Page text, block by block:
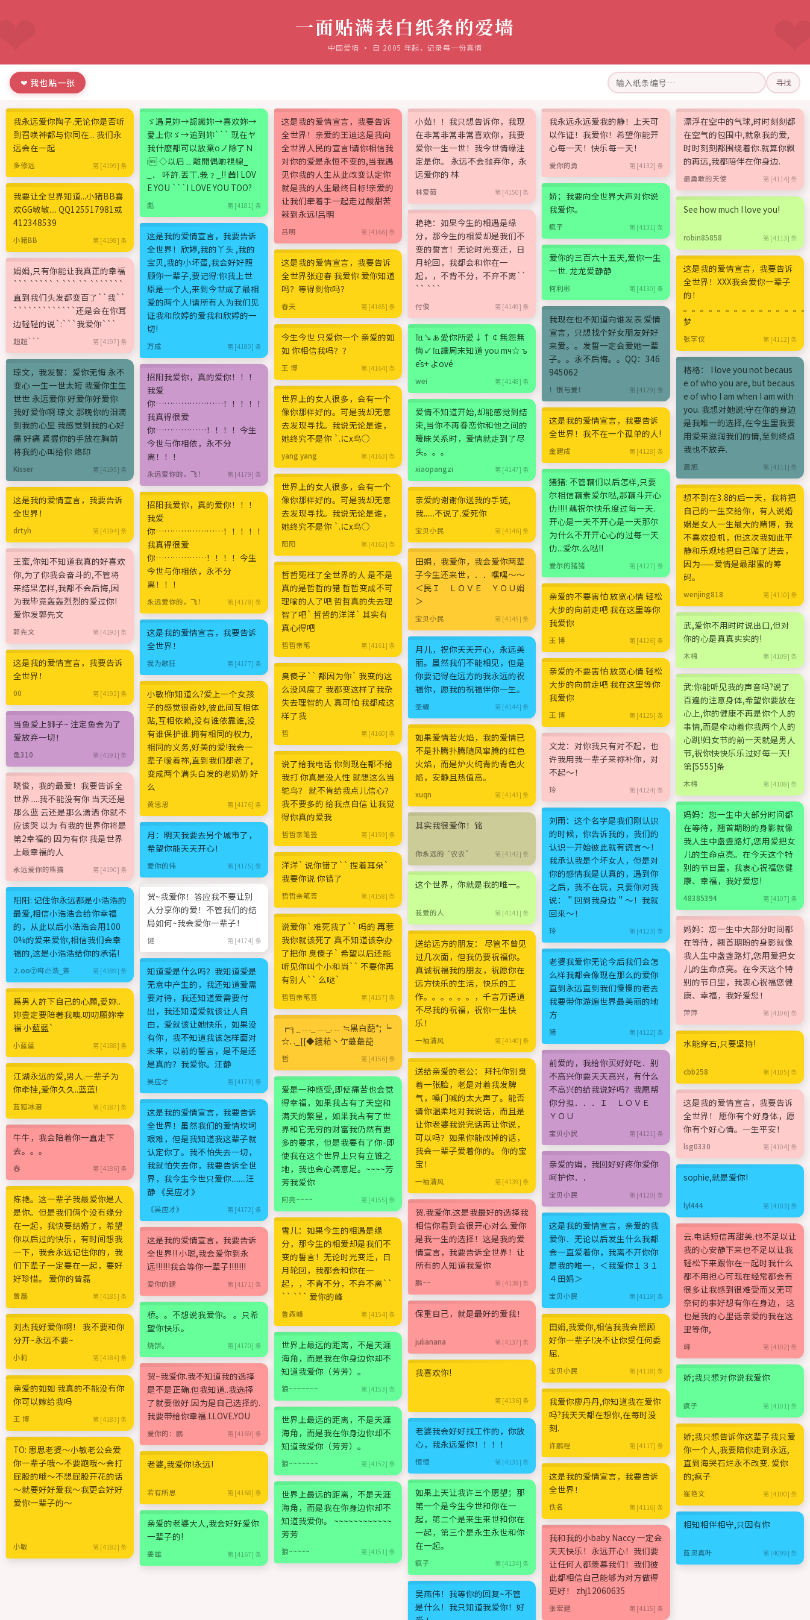
一面贴满表白纸条的爱墙
中国爱墙 · 自 2005 年起，记录每一份真情
❤ 我也贴一张 寻找
我永远爱你陶子.无论你是否听
到召唤神都与你同在... 我们永
远会在一起
多修远 第 [4199] 条
我要让全世界知道...小猪BB喜
欢GG敏敏.... QQ125517981或
412348539
小猪BB 第 [4198] 条
娟娟,只有你能让我真正的幸福
``` ````` ` ``` `` ```````
直到我们头发都变百了``我``
`````````````还是会在你耳
边轻轻的说`:```我爱你```
超超``` 第 [4197] 条
琼文，我发誓：爱你无悔 永不
变心 一生一世太短 我爱你生生
世世 永远爱你 好爱你好爱你
我好爱你啊 琼文 那晚你的泪滴
到我的心里 我感觉到我的心好
痛 好痛 紧握你的手放在胸前
将我的心叫给你 烙印
Kisser 第 [4195] 条
这是我的爱情宣言，我要告诉
全世界！
drtyh 第 [4194] 条
王蜜,你知不知道我真的好喜欢
你,为了你我会奋斗的,不管将
来结果怎样,我都不会后悔,因
为我毕竟轰轰烈烈的爱过你!
爱你发郭先文
郭先文 第 [4193] 条
这是我的爱情宣言，我要告诉
全世界！
00 第 [4192] 条
当鱼爱上狮子~ 注定鱼会为了
爱放弃一切！
鱼310 第 [4191] 条
晓俊，我的最爱！我要告诉全
世界.....我不能没有你 当天还是
那么蓝 云还是那么潇洒 你就不
应该哭 以为 有我的世界你将是
第2幸福的 因为有你 我是世界
上最幸福的人
永远爱你的熊猫 第 [4190] 条
阳阳: 记住你永远都是小浩浩的
最爱,相信小浩浩会给你幸福
的，从此以后小浩浩会用100
0%的爱来爱你,相信我们会幸
福的,这是小浩浩给你的承诺!
⒉oo⑦哖尐浩_簽 第 [4189] 条
爲男人許下自己的心願,愛妳..
妳壹定要陪著我噢.叨叨願妳幸
福 小藍藍`
小蓝蓝 第 [4188] 条
江湖永远的爱,男人.一辈子为
你牵挂,爱你久久..蓝蓝!
蓝狐冰泪 第 [4187] 条
牛牛，我会陪着你一直走下
去。。。
春 第 [4186] 条
陈艳。这一辈子我最爱你是人
是你。但是我们俩个没有缘分
在一起，我快要结婚了，希望
你以后过的快乐，有时间想我
一下，我会永远记住你的，我
们下辈子一定要在一起，要好
好珍惜。 爱你的曾磊
曾磊 第 [4185] 条
刘杰我好爱你啊！ 我不要和你
分开~永远不要~
小莉 第 [4184] 条
亲爱的如如 我真的不能没有你
你可以嫁给我吗
王 博 第 [4183] 条
TO: 思思老婆～小敏老公会爱
你一辈子哦～不要跑哦～会打
屁股的哦～不想屁股开花的话
～就要好好爱我～我更会好好
爱你一辈子的～
小敏 第 [4182] 条
ゞ遇見妳→認識妳→喜欢妳→
愛上你ゞ→追到妳``` 现在ヤ
我什麽都可以放棄oノ除了Ｎ
i ◇以后﹎離開偶啲視線_
_． 吥許.丟丅.莪﹖_!! 茜I LOV
E YOU ```I LOVE YOU TOO?
彪 第 [4181] 条
这是我的爱情宣言，我要告诉
全世界！欣婷,我的丫头 ,我的
宝贝,我的小坏蛋,我会好好照
顾你一辈子,要记得:你我上世
原是一个人,来到今世成了最相
爱的两个人!请所有人为我们见
证我和欣婷的爱我和欣婷的一
切!
万成 第 [4180] 条
招阳我爱你，真的爱你！！！
我爱
你……………………！！！！！
我真得很爱
你………………！！！！今生
今世与你相依，永不分
离！！！
永远爱你的，飞！ 第 [4179] 条
招阳我爱你，真的爱你！！！
我爱
你……………………！！！！！
我真得很爱
你………………！！！！今生
今世与你相依，永不分
离！！！
永远爱你的，飞！ 第 [4178] 条
这是我的爱情宣言，我要告诉
全世界！
我为歌狂 第 [4177] 条
小敏!你知道么?爱上一个女孩
子的感觉很奇妙,彼此间互相体
贴,互相依赖,没有谁依靠谁,没
有谁保护谁.拥有相同的权力,
相同的义务,好美的爱!我会一
辈子嗳着祢,直到我们都老了,
变成两个满头白发的老奶奶 好
么
黄思思 第 [4176] 条
月：明天我要去另个城市了，
希望你能天天开心！
爱你的伟 第 [4175] 条
贺~我爱你！答应我不要让别
人分享你的爱！不管我们的结
局如何~我会爱你一辈子！
健 第 [4174] 条
知道爱是什么吗？我知道爱是
无意中产生的，我还知道爱需
要对待，我还知道爱需要付
出，我还知道爱就该让人自
由，爱就该让她快乐，如果没
有你，我不知道我该怎样面对
未来，以前的誓言，是不是还
是真的？我爱你。汪静
吴应才 第 [4173] 条
这是我的爱情宣言，我要告诉
全世界！虽然我们的爱情坎坷
艰难，但是我知道我这辈子就
认定你了。我不怕失去一切，
我就怕失去你，我要告诉全世
界，我今生今世只爱你........汪
静 《吴应才》
《吴应才》 第 [4172] 条
这是我的爱情宣言，我要告诉
全世界!! 小聪,我会爱你到永
远!!!!!!我会等你一辈子!!!!!!!
爱你的建 第 [4171] 条
桥。。不想说我爱你。 。只希
望你快乐。
烧饼。 第 [4170] 条
贺~我爱你.我不知道我的选择
是不是正确.但我知道..我选择
了就要做好.因为是自己选择的.
我要带给你幸福.I.LOVE.YOU
爱你的：鹏 第 [4169] 条
老婆,我爱你!永远!
若有所思 第 [4168] 条
亲爱的老婆大人,我会好好爱你
一辈子的!
姜雄 第 [4167] 条
这是我的爱情宣言，我要告诉
全世界！亲爱的王迪这是我向
全世界人民的宣言!请你相信我
对你的爱是永恒不变的,当我遇
见你我的人生从此改变认定你
就是我的人生最终目标!亲爱的
让我们牵着手一起走过酸甜苦
辣到永远!吕明
吕明 第 [4166] 条
这是我的爱情宣言，我要告诉
全世界张迎春 我爱你 爱你知道
吗？等得到你吗？
春天 第 [4165] 条
今生今世 只爱你一个 亲爱的如
如 你相信我吗？？
王 博 第 [4164] 条
世界上的女人很多，会有一个
像你那样好的。可是我却无意
去发现寻找。我说无论是谁，
她终究不是你 `.にx鸟○
yang yang 第 [4163] 条
世界上的女人很多，会有一个
像你那样好的。可是我却无意
去发现寻找。我说无论是谁，
她终究不是你 `.にx鸟○
阳阳 第 [4162] 条
哲哲冤枉了全世界的人 是不是
真的是哲哲的错 哲哲变成不可
理喻的人了吧 哲哲真的失去理
智了吧` 哲哲的洋洋` 其实有
真心得吧
哲哲亲笔 第 [4161] 条
臭傻子`` 都因为你` 我变的这
么没风度了 我都变这样了我杂
失去理智的人 真可怕 我都成这
样了我
哲 第 [4160] 条
说了给我电话 你到现在都不给
我打 你真是没人性 就想这么当
鸵鸟？ 就不肯给我点儿信心？
我不要多的 给我点自信 让我觉
得你真的爱我
哲哲亲笔签 第 [4159] 条
洋洋` 说你错了`` 捏着耳朵`
我要你说 你错了
哲哲亲笔签 第 [4158] 条
说爱你` 难死我了`` 吗的 再惹
我你就该死了 真不知道该杂办
了把你 臭傻子` 希望以后还能
听见你叫个小和尚`` 不要你再
有别人`` 么哒`
哲哲亲笔签 第 [4157] 条
╔╕_﹎._﹎._.﹎ ≒黒白蓜*; ┕
☆. ._[[◆鋨萂丶亇蕞蕞蓜
哲 第 [4156] 条
爱是一种感受,即使痛苦也会觉
得幸福，如果我占有了天空和
满天的繁星，如果我占有了世
界和它无穷的财富我仍然有更
多的要求，但是我要有了你-即
使我在这个世界上只有立锥之
地，我也会心满意足。~~~~芳
芳我爱你
阿亮~~~~ 第 [4155] 条
雪儿：如果今生的相遇是缘
分，那今生的相爱却是我们不
变的誓言！无论时光变迁，日
月轮回，我都会和你在一
起，，不背不分，不弃不离``
`` ``` 爱你的峰
鲁森峰 第 [4154] 条
世界上最远的距离，不是天涯
海角，而是我在你身边你却不
知道我爱你（芳芳）。
狼~~~~~~~ 第 [4153] 条
世界上最远的距离，不是天涯
海角，而是我在你身边你却不
知道我爱你（芳芳）。
狼~~~~~~~ 第 [4152] 条
世界上最远的距离，不是天涯
海角，而是我在你身边你却不
知道我爱你。 ~~~~~~~~~~~~
芳芳
狼~~~~~ 第 [4151] 条
小茹！！我只想告诉你，我现
在非常非常非常喜欢你，我要
爱你一生一世！我今世情缘注
定是你。 永远不会抛弃你，永
远爱你的 林
林爱茹 第 [4150] 条
艳艳：如果今生的相遇是缘
分，那今生的相爱却是我们不
变的誓言！无论时光变迁，日
月轮回，我都会和你在一
起，，不背不分，不弃不离``
`` ```
付俊 第 [4149] 条
℡↘ぁ愛你所愛↓↑￠無怨無
悔↙℡讓周末知道 you mч☆ ъ
ēs+ よové
wei 第 [4148] 条
爱情不知道开始,却能感觉到结
束,当你不再眷恋你和他之间的
暧昧关系时，爱情就走到了尽
头。。。
xiaopangzi 第 [4147] 条
亲爱的谢谢你送我的手链,
我......不说了.爱死你
宝贝小民 第 [4146] 条
田娟，我爱你，我会爱你两辈
子今生还来世，．．嘿嘿～～
＜民Ｉ ＬＯＶＥ ＹＯＵ娟
＞
宝贝小民 第 [4145] 条
月儿，祝你天天开心，永远美
丽。虽然我们不能相见，但是
你要记得在远方的我永远的祝
福你，愿我的祝福伴你一生。
圣耀 第 [4144] 条
如果爱情若火焰，我的爱情已
不是扑腾扑腾随风窜腾的红色
火焰，而是炉火纯青的青色火
焰，安静且热值高。
xuqn 第 [4143] 条
其实我很爱你！铭
你永远的“农农” 第 [4142] 条
这个世界，你就是我的唯一。
我爱的人 第 [4141] 条
送给远方的朋友： 尽管不曾见
过几次面，但我仍要祝福你。
真诚祝福我的朋友，祝愿你在
远方快乐的生活，快乐的工
作。。。。。。，千言万语道
不尽我的祝福，祝你一生快
乐！
一袖清风 第 [4140] 条
送给亲爱的老公： 拜托你别臭
着一张脸，老是对着我发脾
气，嗓门喊的太大声了。能否
请你温柔地对我说话，而且是
让你老婆我说完话再让你说，
可以吗？如果你能改掉的话，
我会一辈子爱着你的。 你的宝
宝！
一袖清风 第 [4139] 条
贺.我爱你.这是我最好的选择我
相信你看到会很开心对么.爱你
是我一生的选择！这是我的爱
情宣言，我要告诉全世界！让
所有的人知道我爱你
鹏~~ 第 [4138] 条
保重自己，就是最好的爱我！
julianana 第 [4137] 条
我喜欢你!
第 [4136] 条
老婆我会好好找工作的，你放
心，我永远爱你！！！！
恒恒 第 [4135] 条
如果上天让我许三个愿望；那
第一个是今生今世和你在一
起，第二个是来生来世和你在
一起，第三个是永生永世和你
在一起。
疯子 第 [4134] 条
吴燕伟！我等你的回复~不管
是什么！我只知道我爱你！好
我永远永远爱我的静！上天可
以作证！我爱你！希望你能开
心每一天！快乐每一天！
爱你的勇 第 [4132] 条
娇；我要向全世界大声对你说
我爱你。
疯子 第 [4131] 条
爱你的三百六十五天,爱你一生
一世. 龙龙爱静静
何利彬 第 [4130] 条
我现在也不知道向谁发表 爱情
宣言，只想找个好女朋友好好
来爱。。发誓一定会爱她一辈
子。。永不后悔。。QQ：346
945062
！恨与爱！ 第 [4129] 条
这是我的爱情宣言，我要告诉
全世界！我不在一个孤单的人!
金建成 第 [4128] 条
猪猪: 不管藕们以后怎样,只要
尔相信藕素爱尔哒,那藕斗开心
仂!!!! 藕祝尔快乐度过每一天.
开心是一天不开心是一天那尔
为什么不开开心心的过每一天
仂...爱尔.么哒!!
爱尔的猪猪 第 [4127] 条
亲爱的不要害怕 放宽心情 轻松
大步的向前走吧 我在这里等你
我爱你
王 博 第 [4126] 条
亲爱的不要害怕 放宽心情 轻松
大步的向前走吧 我在这里等你
我爱你
王 博 第 [4125] 条
文龙：对你我只有对不起，也
许我用我一辈子来祢补你，对
不起～！
玲 第 [4124] 条
刘雨：这个名字是我们刚认识
的时候，你告诉我的，我们的
认识一开始彼此就有谎言～！
我承认我是个坏女人，但是对
你的感情我是认真的，遇到你
之后，我不在玩，只要你对我
说：＂回到我身边＂～！我就
回来～！
玲 第 [4123] 条
老婆我爱你无论今后我们会怎
么样我都会像现在那么的爱你
直到永远直到我们慢慢的老去
我要带你游遍世界最美丽的地
方
猪 第 [4122] 条
前爱的，我给你买好好吃．别
不高兴你要天天高兴，有什么
不高兴的给我说好吗？我愿帮
你分担．．．Ｉ ＬＯＶＥ
ＹＯＵ
宝贝小民 第 [4121] 条
亲爱的娟，我回好好疼你爱你
呵护你．．
宝贝小民 第 [4120] 条
这是我的爱情宣言，亲爱的我
爱你．无论以后发生什么我都
会一直爱着你，我离不开你你
是我的唯一，＜我爱你１３１
４田娟＞
宝贝小民 第 [4119] 条
田娟,我爱你,相信我我会照顾
好你一辈子!决不让你受任何委
屈.
宝贝小民 第 [4118] 条
我爱你廖丹丹,你知道我在爱你
吗?我天天都在想你,在每时没
刻.
许鹏程 第 [4117] 条
这是我的爱情宣言，我要告诉
全世界！
佚名 第 [4116] 条
我和我的小baby Naccy 一定会
天天快乐！永远开心！我们要
让任何人都羡慕我们！我们彼
此都相信自己能够为对方做得
更好！ zhj12060635
张宏建 第 [4115] 条
漂浮在空中的气球,时时刻刻都
在空气的包围中,就象我的爱,
时时刻刻都围绕着你.就算你飘
的再远,我都陪伴在你身边.
最勇敢的天使 第 [4114] 条
See how much I love you!
robin85858 第 [4113] 条
这是我的爱情宣言，我要告诉
全世界！XXX我会爱你一辈子
的！
。。。。。。。。。。。。。。
梦
张字仪 第 [4112] 条
格格： I love you not becaus
e of who you are, but becaus
e of who I am when I am with
you. 我想对她说:守在你的身边
是我唯一的选择,在今生里我要
用爱来滋润我们的情,至到终点
我也不放弃.
晨旭 第 [4111] 条
想不到在3.8的后一天，我将把
自己的一生交给你，有人说婚
姻是女人一生最大的赌博，我
不喜欢投机，但这次我如此平
静和乐观地把自己赌了进去，
因为——爱情是最甜蜜的筹
码。
wenjing818 第 [4110] 条
武,爱你不用时时说出口,但对
你的心是真真实实的!
木棉 第 [4109] 条
武:你能听见我的声音吗?说了
百遍的注意身体,希望你要放在
心上,你的健康不再是你个人的
事情,而是牵动着你我两个人的
心跳!妇女节的前一天就是男人
节,祝你快快乐乐过好每一天!
第[5555]条
木棉 第 [4108] 条
妈妈：您一生中大部分时间都
在等待，翘首期盼的身影就像
我人生中盏盏路灯,您用爱把女
儿的生命点亮。在今天这个特
别的节日里，我衷心祝福您健
康、幸福，我好爱您!
48385394 第 [4107] 条
妈妈：您一生中大部分时间都
在等待，翘首期盼的身影就像
我人生中盏盏路灯,您用爱把女
儿的生命点亮。在今天这个特
别的节日里，我衷心祝福您健
康、幸福，我好爱您！
萍萍 第 [4106] 条
水能穿石,只要坚持!
cbb258 第 [4105] 条
这是我的爱情宣言，我要告诉
全世界！ 愿你有个好身体，愿
你有个好心情。一生平安！
lsg0330 第 [4104] 条
sophie,就是爱你!
lyl444 第 [4103] 条
云.电话短信再甜美.也不足以让
我的心安静下来也不足以让我
轻松下来跟你在一起时我什么
都不用担心可现在经常都会有
很多让我感到很难受而又无可
奈何的事好想有你在身边， 这
也是我的心里话亲爱的我在这
里等你,
峰 第 [4102] 条
娇;我只想对你说我爱你
疯子 第 [4101] 条
娇;我只想告诉你这辈子我只爱
你一个人,我要陪你走到永远,
直到海哭石烂永不改变. 爱你
的;疯子
崔艳文 第 [4100] 条
相知相伴相守,只因有你
蓝灵真叶 第 [4099] 条